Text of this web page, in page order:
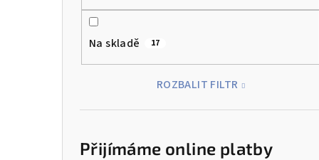
Na skladě 17
ROZBALIT FILTR
Přijímáme online platby